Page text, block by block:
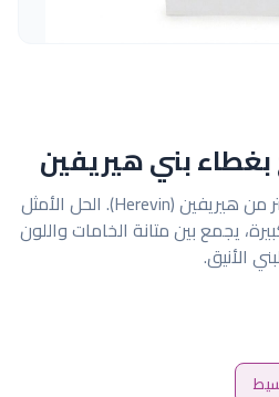
سبت تخزين ضخم بسعة 18 لتر من هيريفين (Herevin). الحل الأمثل
يجمع بين متانة الخامات واللون
الأنيق.